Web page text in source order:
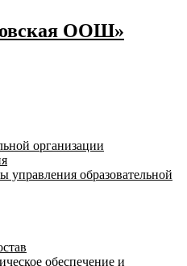
ООШ»
организации
управления образовательной
обеспечение и